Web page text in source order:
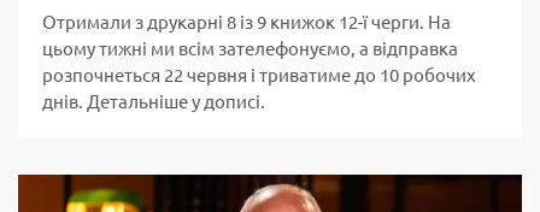
Отримали з друкарні 8 із 9 книжок 12-ї черги. На
цьому тижні ми всім зателефонуємо, а відправка
розпочнеться 22 червня і триватиме до 10 робочих
днів. Детальніше у дописі.